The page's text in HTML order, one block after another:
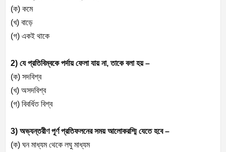
(ক) কমে
(খ) বাড়ে
(গ) একই থাকে
2) যে প্রতিবিম্বকে পর্দায় ফেলা যায় না, তাকে বলা হয় –
(ক) সদবিশ্ব
(খ) অসদবিশ্ব
(গ) বিবর্ধিত বিশ্ব
3) অভ্যন্তরীণ পূর্ণ প্রতিফলনের সময় আলোকরশ্মি যেতে হবে –
(ক) ঘন মাধ্যম থেকে লঘু মাধ্যম